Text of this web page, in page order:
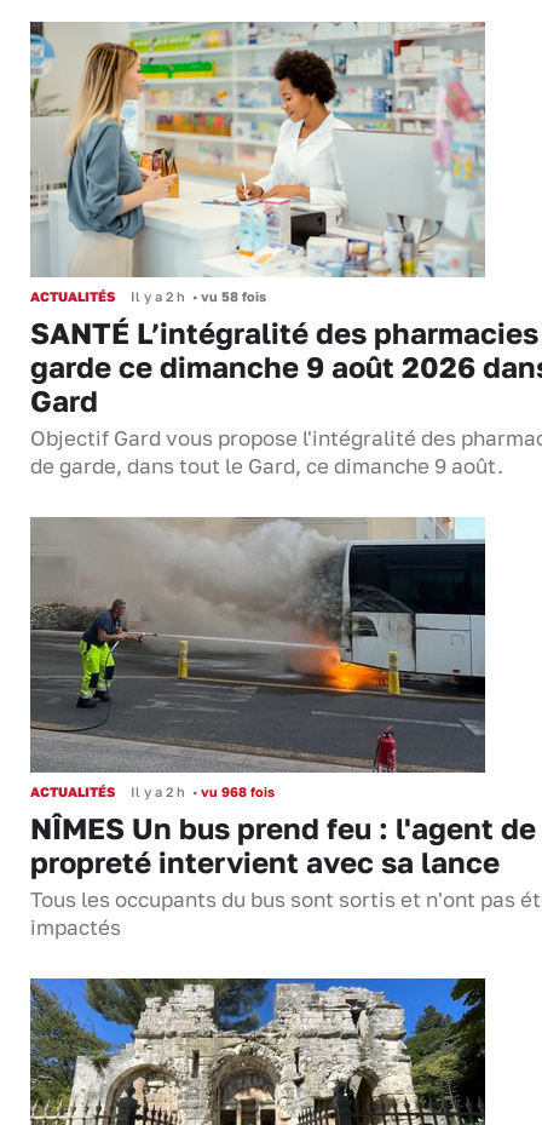
ACTUALITÉS Il y a 2 h • vu 58 fois
SANTÉ L’intégralité des
garde ce dimanche 9 août 2026
Gard
Objectif Gard vous propose l'intégralité des
de garde, dans tout le Gard, ce dimanche 9 août.
ACTUALITÉS Il y a 2 h • vu 968 fois
NÎMES Un bus prend feu : l'agent de
propreté intervient avec sa lance
Tous les occupants du bus sont sortis et n'ont pas
impactés